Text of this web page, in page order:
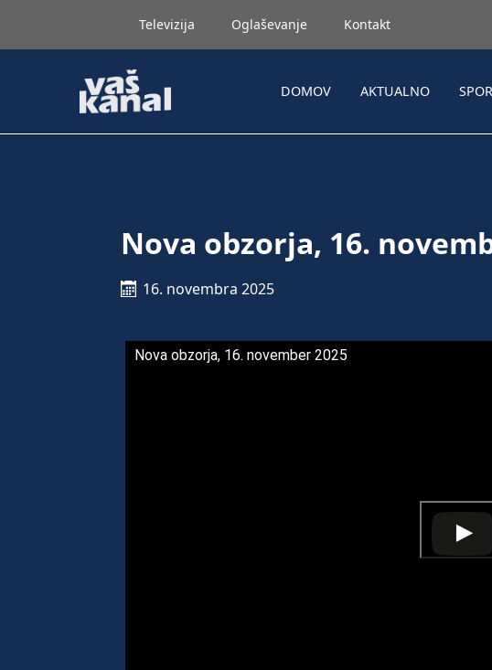
Televizija Oglaševanje Kontakt
DOMOV AKTUALNO
Nova obzorja, 16.
16. novembra 2025
Nova obzorja, 16. november 2025